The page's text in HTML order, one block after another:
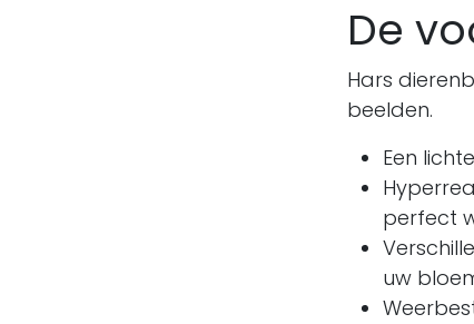
De
Hars
beelden.
Een
perfect
uw